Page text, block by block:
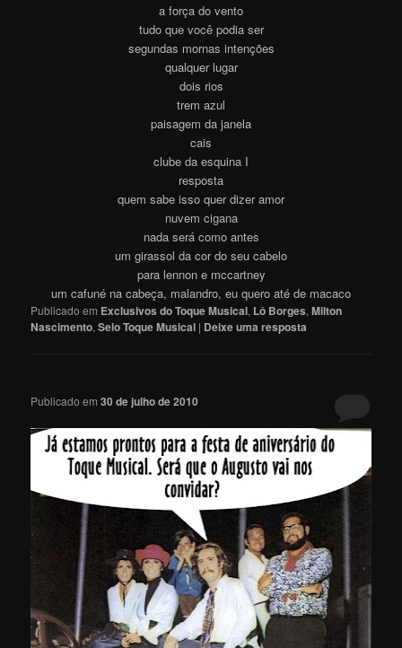
a força do vento
tudo que você podia ser
segundas mornas intenções
qualquer lugar
dois rios
trem azul
paisagem da janela
cais
clube da esquina I
resposta
quem sabe isso quer dizer amor
nuvem cigana
nada será como antes
um girassol da cor do seu cabelo
para lennon e mccartney
um cafuné na cabeça, malandro, eu quero até de macaco
Publicado em Exclusivos do Toque Musical, Lô Borges,Milton
Nascimento,Selo Toque Musical | Deixe uma resposta
Publicado em30 de julho de 2010